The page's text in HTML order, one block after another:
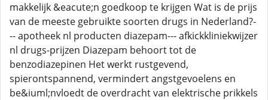
makkelijk &eacute;n goedkoop te krijgen Wat is de prijs
van de meeste gebruikte soorten drugs in Nederland?-
-- apotheek nl producten diazepam--- afkickkliniekwijzer
nl drugs-prijzen Diazepam behoort tot de
benzodiazepinen Het werkt rustgevend,
spierontspannend, vermindert angstgevoelens en
be&iuml;nvloedt de overdracht van elektrische prikkels